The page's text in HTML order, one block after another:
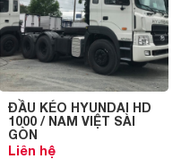
ĐẦU KÉO HYUNDAI HD
1000 / NAM VIỆT SÀI
GÒN
Liên hệ